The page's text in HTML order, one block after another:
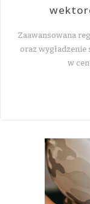
Zaawansowana
oraz
w